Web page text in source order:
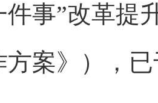
件事”改革提
方案》），